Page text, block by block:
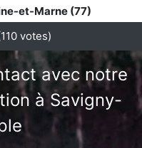
et-Marne (77)
110votes)
avec notre
à Savigny-